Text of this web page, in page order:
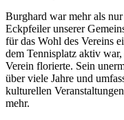
Burghard war mehr als
Eckpfeiler unserer
für das Wohl des Vereins
dem Tennisplatz aktiv
Verein florierte. Sein
über viele Jahre und
kulturellen
mehr.